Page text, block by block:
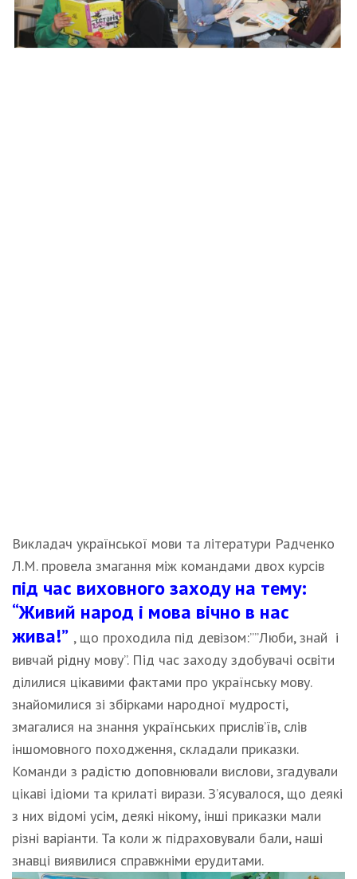
Викладач української мови та літератури Радченко
Л.М. провела змагання між командами двох курсів
під час виховного заходу на тему:
“Живий народ і мова вічно в нас
жива!” , що проходила під девізом:””Люби, знай і
вивчай рідну мову”. Під час заходу здобувачі освіти
ділилися цікавими фактами про українську мову.
знайомилися зі збірками народної мудрості,
змагалися на знання українських прислів’їв, слів
іншомовного походження, складали приказки.
Команди з радістю доповнювали вислови, згадували
цікаві ідіоми та крилаті вирази. З’ясувалося, що деякі
з них відомі усім, деякі нікому, інші приказки мали
різні варіанти. Та коли ж підраховували бали, наші
знавці виявилися справжніми ерудитами.